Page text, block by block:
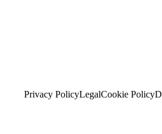
Privacy PolicyLegalCookie Policy